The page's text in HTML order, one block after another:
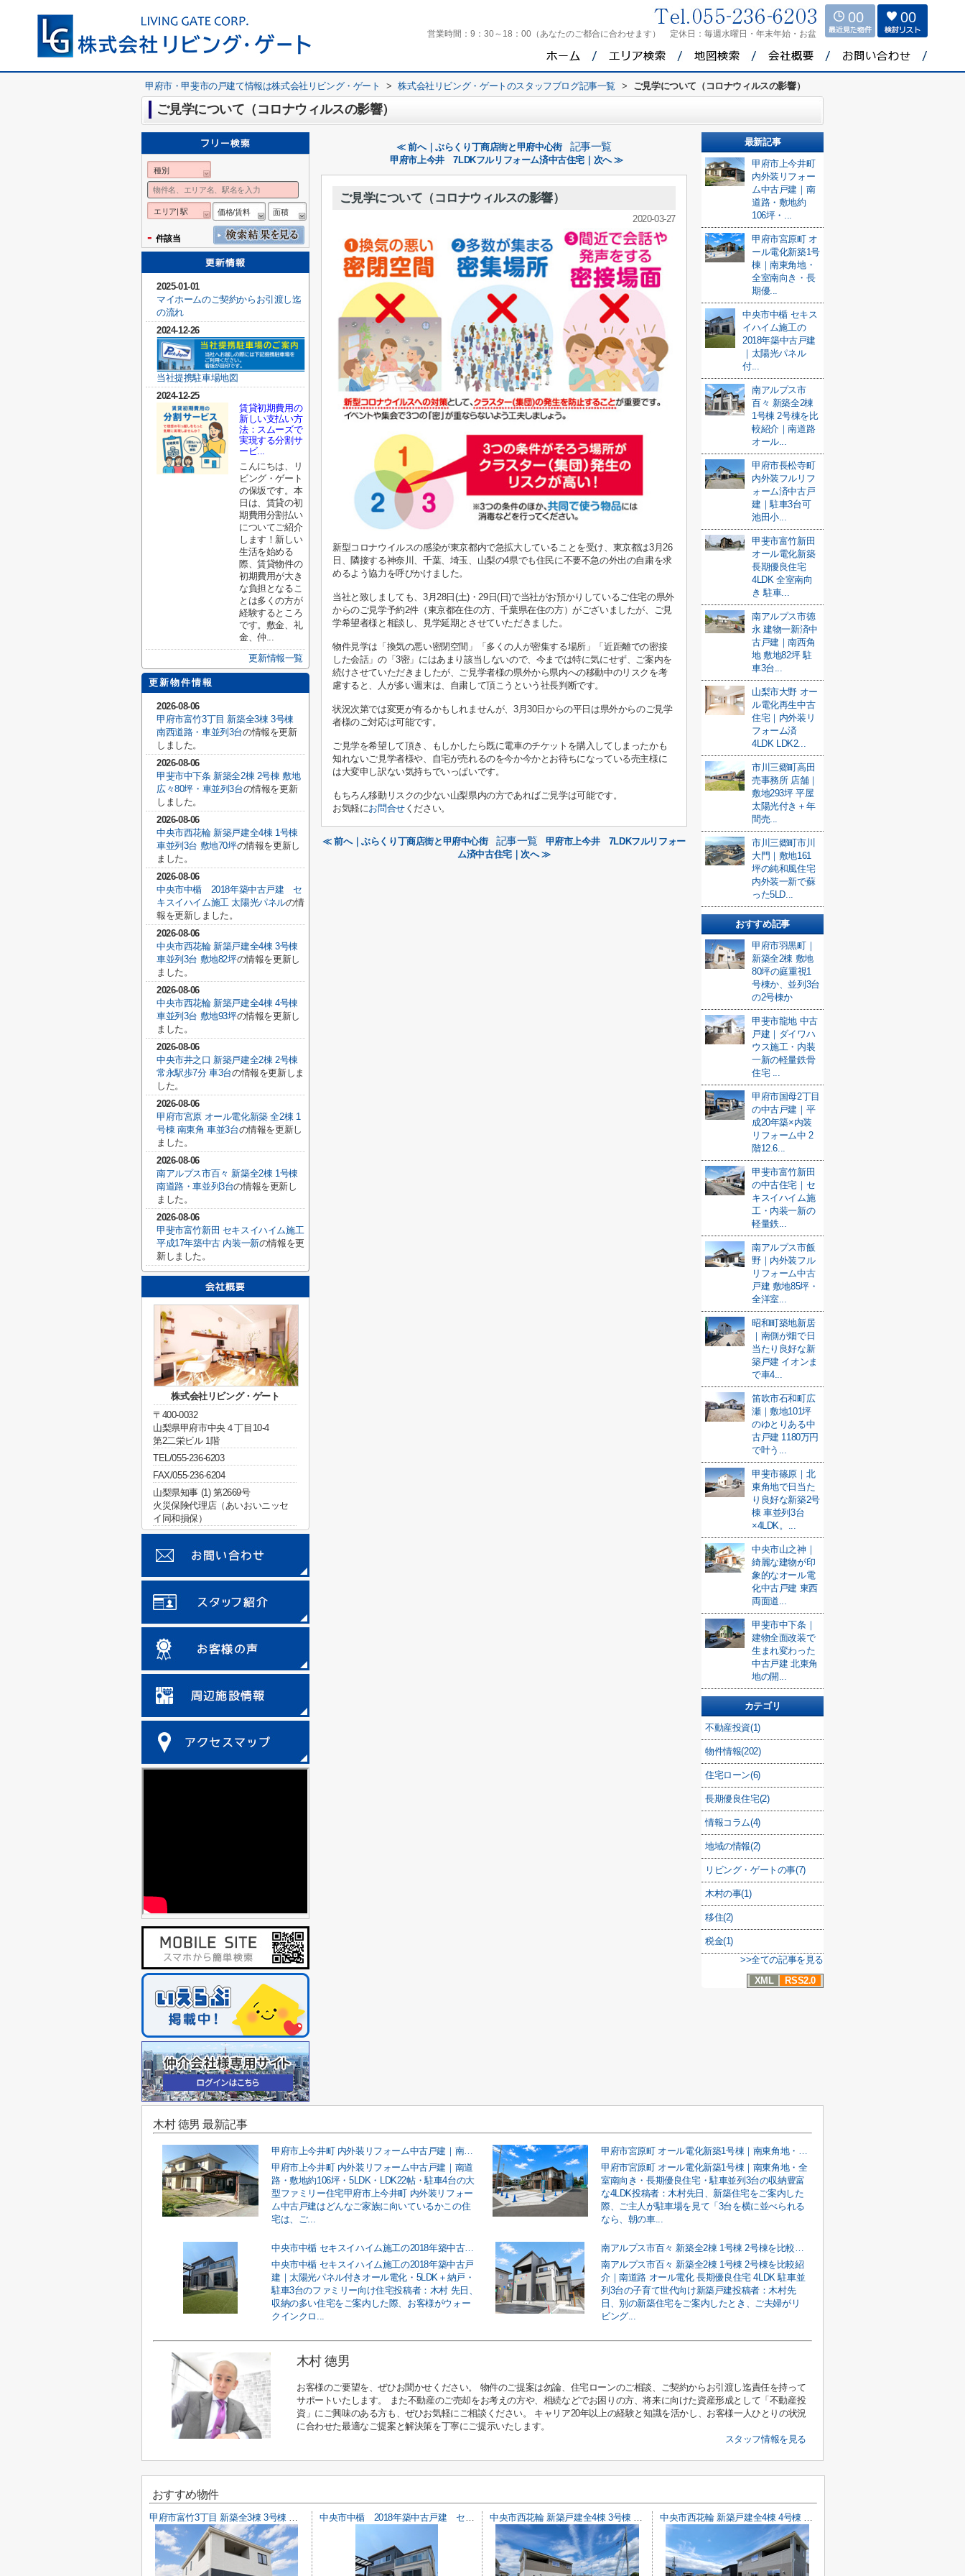
営業時間： 9：30～18：00（あなたのご都合に合わせます） 定休日： 毎週水曜日・年末年始・お盆
00 00
甲府市・甲斐市の戸建て情報は株式会社リビング・ゲート > 株式会社リビング・ゲートのスタッフブログ記事一覧 > ご見学について（コロナウィルスの影響）
ご見学について（コロナウィルスの影響）
≪ 前へ｜ぶらくり丁商店街と甲府中心街 記事一覧
甲府市上今井 7LDKフルリフォーム済中古住宅｜次へ ≫
ご見学について（コロナウィルスの影響）
2020-03-27
新型コロナウイルスの感染が東京都内で急拡大していることを受け、東京都は3月26
日、隣接する神奈川、千葉、埼玉、山梨の4県でも住民に不要不急の外出の自粛を求
めるよう協力を呼びかけました。
当社と致しましても、3月28日(土)・29日(日)で当社がお預かりしているご住宅の県外
からのご見学予約2件（東京都在住の方、千葉県在住の方）がございましたが、ご見
学希望者様と相談し、見学延期とさせていただきました。
物件見学は「換気の悪い密閉空間」「多くの人が密集する場所」「近距離での密接
した会話」の「3密」にはあまり該当しないので、今までは特に気にせず、ご案内を
続けさせていただきましたが、ご見学者様の県外から県内への移動中のリスクを考
慮すると、人が多い週末は、自粛して頂こうという社長判断です。
状況次第では変更が有るかもしれませんが、3月30日からの平日は県外からのご見学
者様のご対応は可能です。
ご見学を希望して頂き、もしかしたら既に電車のチケットを購入してしまったかも
知れないご見学者様や、自宅が売れるのを今か今かとお待ちになっている売主様に
は大変申し訳ない気持ちでいっぱいです。
もちろん移動リスクの少ない山梨県内の方であればご見学は可能です。
お気軽にお問合せください。
≪ 前へ｜ぶらくり丁商店街と甲府中心街 記事一覧
甲府市上今井 7LDKフルリフォー
ム済中古住宅｜次へ ≫
最新記事
甲府市上今井町
内外装リフォー
ム中古戸建｜南
道路・敷地約
106坪・...
甲府市宮原町 オ
ール電化新築1号
棟｜南東角地・
全室南向き・長
期優...
中央市中楯 セキス
イハイム施工の
2018年築中古戸建
｜太陽光パネル
付...
南アルプス市
百々 新築全2棟
1号棟 2号棟を比
較紹介｜南道路
オール...
甲府市長松寺町
内外装フルリフ
ォーム済中古戸
建｜駐車3台可
池田小...
甲斐市富竹新田
オール電化新築
長期優良住宅
4LDK 全室南向
き 駐車...
南アルプス市徳
永 建物一新済中
古戸建｜南西角
地 敷地82坪 駐
車3台...
山梨市大野 オー
ル電化再生中古
住宅｜内外装リ
フォーム済
4LDK LDK2...
市川三郷町高田
売事務所 店舗｜
敷地293坪 平屋
太陽光付き＋年
間売...
市川三郷町市川
大門｜敷地161
坪の純和風住宅
内外装一新で蘇
った5LD...
おすすめ記事
甲府市羽黒町｜
新築全2棟 敷地
80坪の庭重視1
号棟か、並列3台
の2号棟か
甲斐市龍地 中古
戸建｜ダイワハ
ウス施工・内装
一新の軽量鉄骨
住宅 ...
甲府市国母2丁目
の中古戸建｜平
成20年築×内装
リフォーム中 2
階12.6...
甲斐市富竹新田
の中古住宅｜セ
キスイハイム施
工・内装一新の
軽量鉄...
南アルプス市飯
野｜内外装フル
リフォーム中古
戸建 敷地85坪・
全洋室...
昭和町築地新居
｜南側が畑で日
当たり良好な新
築戸建 イオンま
で車4...
笛吹市石和町広
瀬｜敷地101坪
のゆとりある中
古戸建 1180万円
で叶う...
甲斐市篠原｜北
東角地で日当た
り良好な新築2号
棟 車並列3台
×4LDK。...
中央市山之神｜
綺麗な建物が印
象的なオール電
化中古戸建 東西
両面道...
甲斐市中下条｜
建物全面改装で
生まれ変わった
中古戸建 北東角
地の開...
カテゴリ
不動産投資(1)
物件情報(202)
住宅ローン(6)
長期優良住宅(2)
情報コラム(4)
地域の情報(2)
リビング・ゲートの事(7)
木村の事(1)
移住(2)
税金(1)
>>全ての記事を見る
XML
RSS2.0
種別
エリア| 駅 価格/賃料 面積
- 件該当
2025-01-01
マイホームのご契約からお引渡し迄
の流れ
2024-12-26
当社提携駐車場地図
2024-12-25
賃貸初期費用の
新しい支払い方
法：スムーズで
実現する分割サ
ービ...
こんにちは、リ
ビング・ゲート
の保坂です。本
日は、賃貸の初
期費用分割払い
についてご紹介
します！新しい
生活を始める
際、賃貸物件の
初期費用が大き
な負担となるこ
とは多くの方が
経験するところ
です。敷金、礼
金、仲...
更新情報一覧
更新物件情報
2026-08-06
甲府市富竹3丁目 新築全3棟 3号棟
南西道路・車並列3台の情報を更新
しました。
2026-08-06
甲斐市中下条 新築全2棟 2号棟 敷地
広々80坪・車並列3台の情報を更新
しました。
2026-08-06
中央市西花輪 新築戸建全4棟 1号棟
車並列3台 敷地70坪の情報を更新し
ました。
2026-08-06
中央市中楯 2018年築中古戸建 セ
キスイハイム施工 太陽光パネルの情
報を更新しました。
2026-08-06
中央市西花輪 新築戸建全4棟 3号棟
車並列3台 敷地82坪の情報を更新し
ました。
2026-08-06
中央市西花輪 新築戸建全4棟 4号棟
車並列3台 敷地93坪の情報を更新し
ました。
2026-08-06
中央市井之口 新築戸建全2棟 2号棟
常永駅歩7分 車3台の情報を更新しま
した。
2026-08-06
甲府市宮原 オール電化新築 全2棟 1
号棟 南東角 車並3台の情報を更新し
ました。
2026-08-06
南アルプス市百々 新築全2棟 1号棟
南道路・車並列3台の情報を更新し
ました。
2026-08-06
甲斐市富竹新田 セキスイハイム施工
平成17年築中古 内装一新の情報を更
新しました。
株式会社リビング・ゲート
〒400-0032
山梨県甲府市中央４丁目10-4
第2二栄ビル 1階
TEL/055-236-6203
FAX/055-236-6204
山梨県知事 (1) 第2669号
火災保険代理店（あいおいニッセ
イ同和損保）
木村 徳男 最新記事
甲府市上今井町 内外装リフォーム中古戸建｜南道路・敷地約106坪・5LDK・LDK22帖・駐車4台の大型ファミリー住宅
甲府市上今井町 内外装リフォーム中古戸建｜南道
路・敷地約106坪・5LDK・LDK22帖・駐車4台の大
型ファミリー住宅甲府市上今井町 内外装リフォー
ム中古戸建はどんなご家族に向いているかこの住
宅は、ご...
甲府市宮原町 オール電化新築1号棟｜南東角地・全室南向き・長期優良住宅・駐車並列3台の収納豊富な4LDK
甲府市宮原町 オール電化新築1号棟｜南東角地・全
室南向き・長期優良住宅・駐車並列3台の収納豊富
な4LDK投稿者：木村先日、新築住宅をご案内した
際、ご主人が駐車場を見て「3台を横に並べられる
なら、朝の車...
中央市中楯 セキスイハイム施工の2018年築中古戸建｜太陽光パネル付きオール電化・5LDK＋納戸・駐車3台のファミリー向け住宅
中央市中楯 セキスイハイム施工の2018年築中古戸
建｜太陽光パネル付きオール電化・5LDK＋納戸・
駐車3台のファミリー向け住宅投稿者：木村 先日、
収納の多い住宅をご案内した際、お客様がウォー
クインクロ...
南アルプス市百々 新築全2棟 1号棟 2号棟を比較紹介｜南道路 オール電化 長期優良住宅 4LDK 駐車並列3台の子育て世代向け新築戸建
南アルプス市百々 新築全2棟 1号棟 2号棟を比較紹
介｜南道路 オール電化 長期優良住宅 4LDK 駐車並
列3台の子育て世代向け新築戸建投稿者：木村先
日、別の新築住宅をご案内したとき、ご夫婦がリ
ビング...
木村 徳男
お客様のご要望を、ぜひお聞かせください。 物件のご提案は勿論、住宅ローンのご相談、ご契約からお引渡し迄責任を持って
サポートいたします。 また不動産のご売却をお考えの方や、相続などでお困りの方、将来に向けた資産形成として「不動産投
資」にご興味のある方も、ぜひお気軽にご相談ください。 キャリア20年以上の経験と知識を活かし、お客様一人ひとりの状況
に合わせた最適なご提案と解決策を丁寧にご提示いたします。
スタッフ情報を見る
おすすめ物件